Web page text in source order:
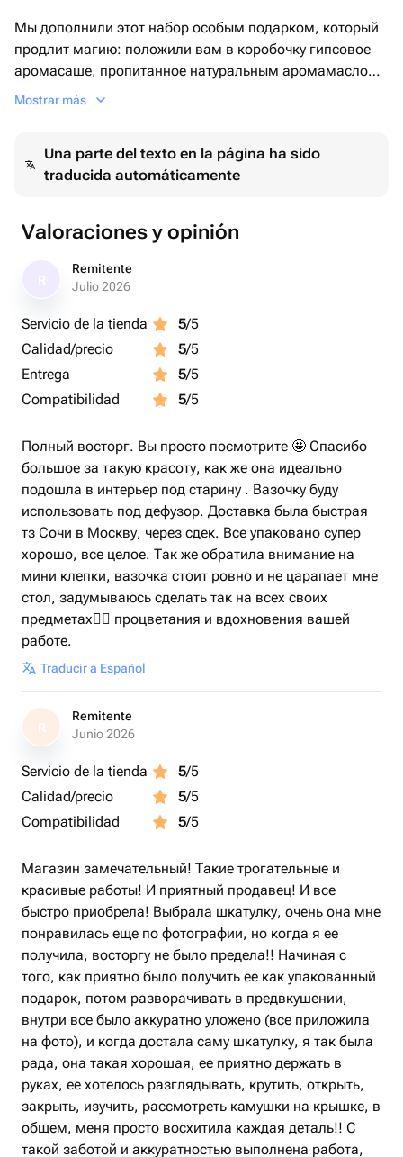
Мы дополнили этот набор особым подарком, который
продлит магию: положили вам в коробочку гипсовое
аромасаше, пропитанное натуральным аромамаслом.
P.S. Каждый наш набор упакован в экостиль , в
Mostrar más
Una parte del texto en la página ha sido
traducida automáticamente
Valoraciones y opinión
Remitente
Julio 2026
Servicio de la tienda 5/5
Calidad/precio
5/5
Entrega
5/5
Compatibilidad
5/5
Полный восторг. Вы просто посмотрите 🤩 Спасибо
большое за такую красоту, как же она идеально
подошла в интерьер под старину . Вазочку буду
использовать под дефузор. Доставка была быстрая
тз Сочи в Москву, через сдек. Все упаковано супер
хорошо, все целое. Так же обратила внимание на
мини клепки, вазочка стоит ровно и не царапает мне
стол, задумываюсь сделать так на всех своих
предметах👍🏻 процветания и вдохновения вашей
работе.
Traducir a Español
R
Remitente
Junio 2026
Servicio de la tienda 5/5
Calidad/precio
5/5
Compatibilidad
5/5
Магазин замечательный! Такие трогательные и
красивые работы! И приятный продавец! И все
быстро приобрела! Выбрала шкатулку, очень она мне
понравилась еще по фотографии, но когда я ее
получила, восторгу не было предела!! Начиная с
того, как приятно было получить ее как упакованный
подарок, потом разворачивать в предвкушении,
внутри все было аккуратно уложено (все приложила
на фото), и когда достала саму шкатулку, я так была
рада, она такая хорошая, ее приятно держать в
руках, ее хотелось разглядывать, крутить, открыть,
закрыть, изучить, рассмотреть камушки на крышке, в
общем, меня просто восхитила каждая деталь!! С
такой заботой и аккуратностью выполнена работа,